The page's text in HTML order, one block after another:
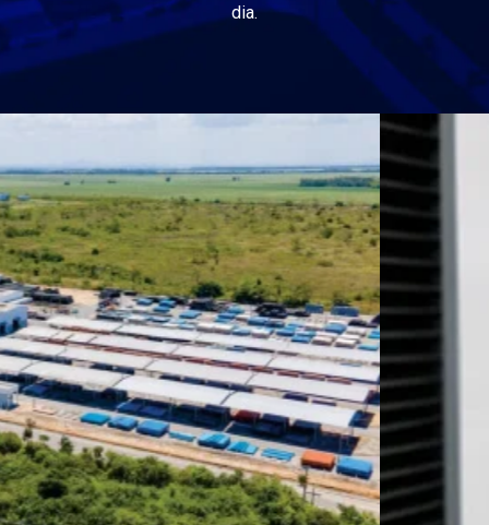
dia.